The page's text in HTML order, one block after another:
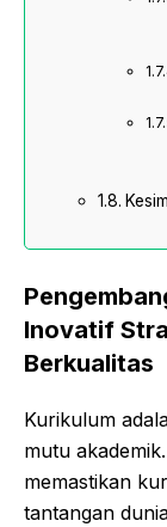
Inovatif
Berkualitas
Kurikulum
mutu
memastikan
tantangan